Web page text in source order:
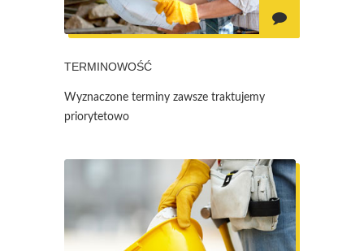
TERMINOWOŚĆ
Wyznaczone terminy zawsze traktujemy
priorytetowo